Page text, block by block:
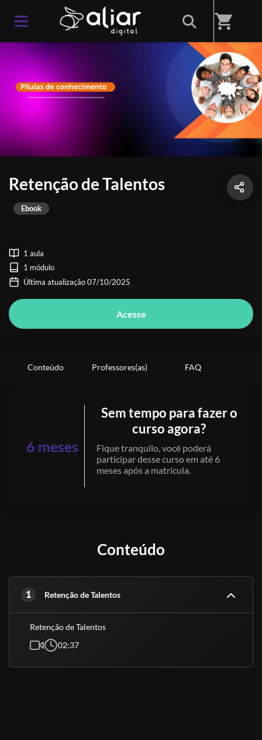
shopping_cart
Retenção de Talentos
Ebook
1 aula
1 módulo
Última atualização 07/10/2025
Acesse
Conteúdo Professores(as) FAQ
6 meses
Sem tempo para fazer o
curso agora?
Fique tranquilo, você poderá
participar desse curso em até 6
meses após a matrícula.
Conteúdo
1 Retenção de Talentos
Retenção de Talentos
02:37